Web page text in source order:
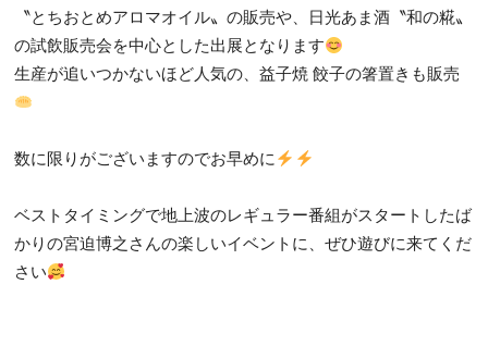
〝とちおとめアロマオイル〟の販売や、日光あま酒〝和の糀〟
の試飲販売会を中心とした出展となります
生産が追いつかないほど人気の、益子焼 餃子の箸置きも販売
数に限りがございますのでお早めに
ベストタイミングで地上波のレギュラー番組がスタートしたば
かりの宮迫博之さんの楽しいイベントに、ぜひ遊びに来てくだ
さい